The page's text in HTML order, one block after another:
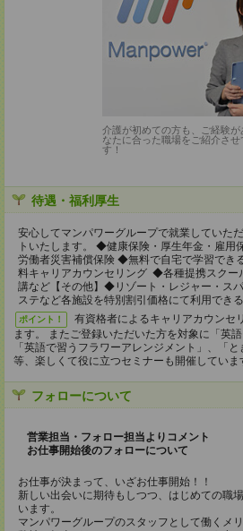
介護が初めての方も、ご経験が
なたに合った職場をご紹介させ
す！
待遇・福利厚生
安心してマンパワーグループで就業していた
トいたします。 ◆健康保険・厚生年金・雇用
労働者災害補償保険 ◆無料で自宅で学習でき
料キャリアカウンセリング ◆各種提携スクー
講など【その他】◆リゾート・レジャー・ス
ステなど各施設を特別割引価格にて利用でき
ポイント！
有資格者によるキャリアカウンセ
ます。 またご登録いただいた方を対象に「英
「英語で習うフラワーアレンジメント」、「と
等、楽しくて役に立つセミナーも開催していま
フォローについて
営業担当・フォロー担当よりコメント
お仕事開始後のフォローについて
お仕事が決まって、いざお仕事開始！！
新しい出会いに期待もしつつ、はじめての職
います。
マンパワーグループのスタッフとして働くメリ